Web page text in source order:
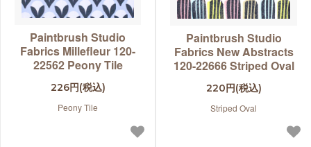
Paintbrush Studio
Fabrics Millefleur 120-
22562 Peony Tile
226円(税込)
Peony Tile
Paintbrush Studio
Fabrics New Abstracts
120-22666 Striped Oval
220円(税込)
Striped Oval